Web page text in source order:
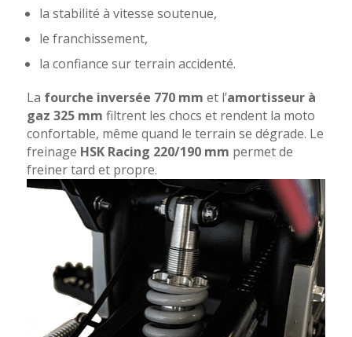
la stabilité à vitesse soutenue,
le franchissement,
la confiance sur terrain accidenté.
La fourche inversée 770 mm et l’amortisseur à
gaz 325 mm filtrent les chocs et rendent la moto
confortable, même quand le terrain se dégrade. Le
freinage HSK Racing 220/190 mm permet de
freiner tard et propre.